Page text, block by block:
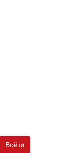
Войти